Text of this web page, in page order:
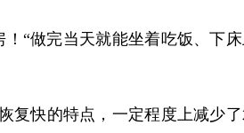
“做完当天就能坐着吃饭、下
复快的特点，一定程度上减少